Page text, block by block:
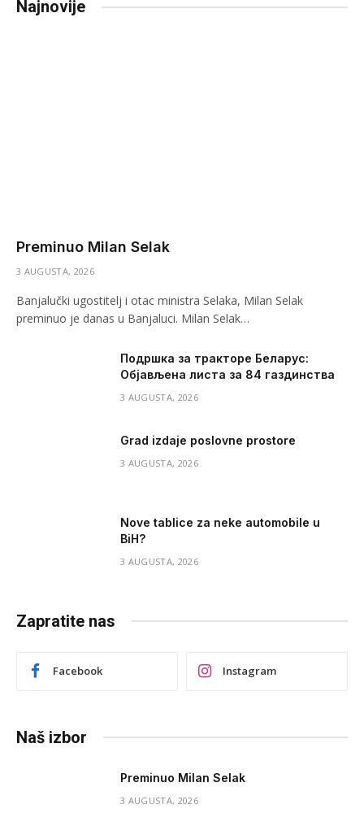
Najnovije
Preminuo Milan Selak
3 AUGUSTA, 2026
Banjalučki ugostitelj i otac ministra Selaka, Milan Selak
preminuo je danas u Banjaluci. Milan Selak…
Подршка за тракторе Беларус:
Објављена листа за 84 газдинства
3 AUGUSTA, 2026
Grad izdaje poslovne prostore
3 AUGUSTA, 2026
Nove tablice za neke automobile u
BiH?
3 AUGUSTA, 2026
Zapratite nas
Facebook Instagram
Naš izbor
Preminuo Milan Selak
3 AUGUSTA, 2026